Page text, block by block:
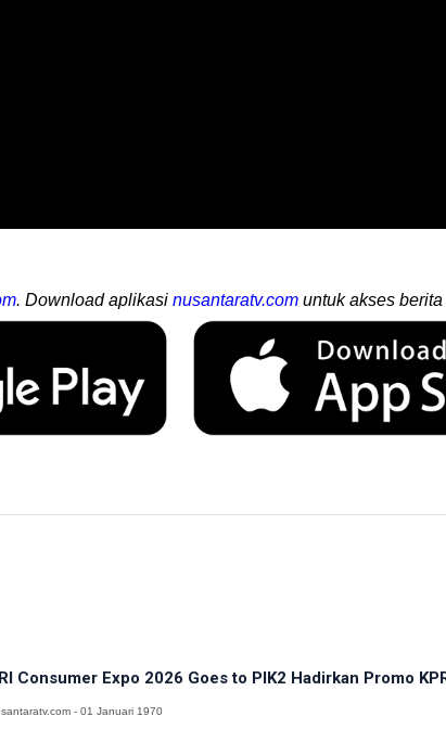
. Download aplikasi nusantaratv.com untuk akses
Consumer Expo 2026 Goes to PIK2 Hadirkan Promo
- 01 Januari 1970